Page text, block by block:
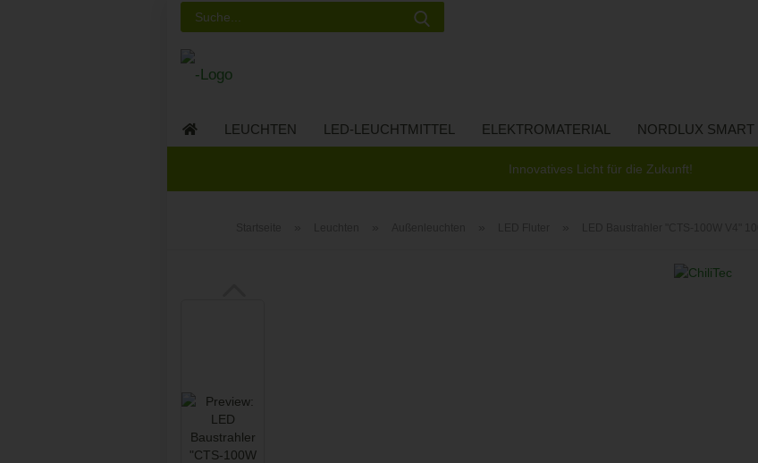
Innovatives Licht für die Zukunft!
LEUCHTEN LED-LEUCHTMITTEL ELEKTROMATERIAL NORDLUX SMART